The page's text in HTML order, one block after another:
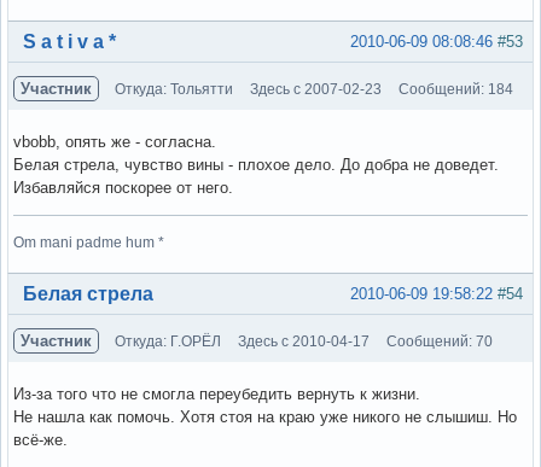
Вне форума #53
2010-06-09 08:08:46
S a t i v a *
Участник Откуда: Тольятти Здесь с 2007-02-23 Сообщений: 184
vbobb, опять же - согласна.
Белая стрела, чувство вины - плохое дело. До добра не доведет.
Избавляйся поскорее от него.
Om mani padme hum *
Вне форума #54
2010-06-09 19:58:22
Белая стрела
Участник Откуда: Г.ОРЁЛ Здесь с 2010-04-17 Сообщений: 70
Из-за того что не смогла переубедить вернуть к жизни.
Не нашла как помочь. Хотя стоя на краю уже никого не слышиш. Но
всё-же.